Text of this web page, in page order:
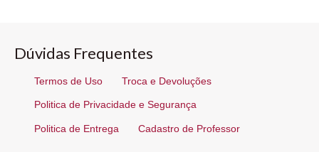
Dúvidas Frequentes
Termos de Uso Troca e Devoluções
Politica de Privacidade e Segurança
Politica de Entrega Cadastro de Professor